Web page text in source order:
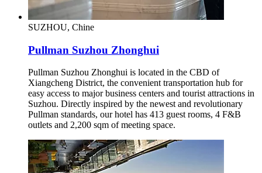
SUZHOU, Chine
Pullman Suzhou Zhonghui
Pullman Suzhou Zhonghui is located in the CBD of
Xiangcheng District, the convenient transportation hub for
easy access to major business centers and tourist attractions in
Suzhou. Directly inspired by the newest and revolutionary
Pullman standards, our hotel has 413 guest rooms, 4 F&B
outlets and 2,200 sqm of meeting space.